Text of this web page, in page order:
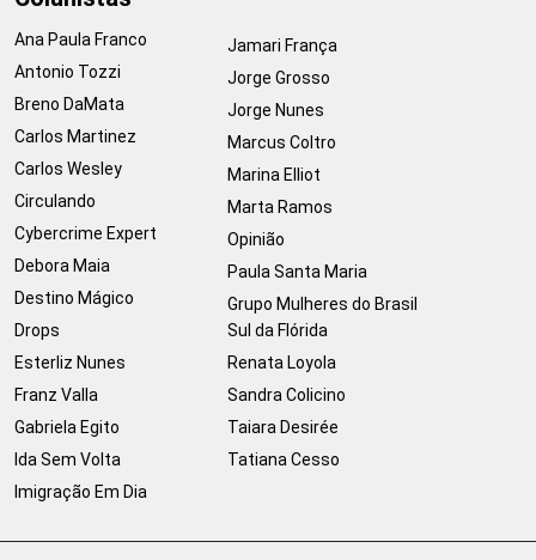
Ana Paula Franco
Antonio Tozzi
Breno DaMata
Carlos Martinez
Carlos Wesley
Circulando
Cybercrime Expert
Debora Maia
Destino Mágico
Drops
Esterliz Nunes
Franz Valla
Gabriela Egito
Ida Sem Volta
Imigração Em Dia
Jamari França
Jorge Grosso
Jorge Nunes
Marcus Coltro
Marina Elliot
Marta Ramos
Opinião
Paula Santa Maria
Grupo Mulheres do Brasil
Sul da Flórida
Renata Loyola
Sandra Colicino
Taiara Desirée
Tatiana Cesso